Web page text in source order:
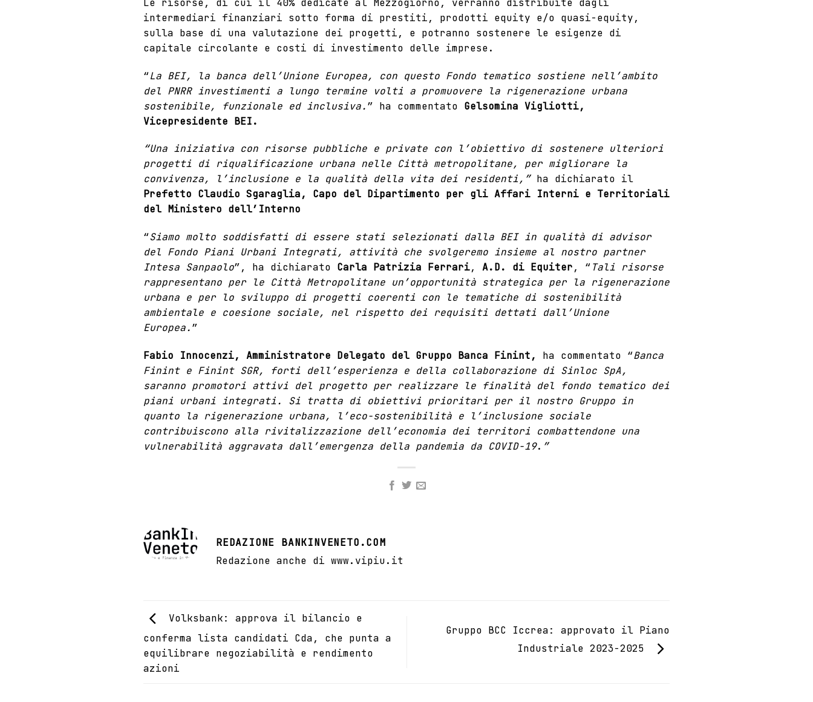
Le risorse, di cui il 40% dedicate al Mezzogiorno, verranno distribuite dagli
intermediari finanziari sotto forma di prestiti, prodotti equity e/o quasi-equity,
sulla base di una valutazione dei progetti, e potranno sostenere le esigenze di
capitale circolante e costi di investimento delle imprese.
“La BEI, la banca dell’Unione Europea, con questo Fondo tematico sostiene nell’ambito
del PNRR investimenti a lungo termine volti a promuovere la rigenerazione urbana
sostenibile, funzionale ed inclusiva.” ha commentato Gelsomina Vigliotti,
Vicepresidente BEI.
“Una iniziativa con risorse pubbliche e private con l’obiettivo di sostenere ulteriori
progetti di riqualificazione urbana nelle Città metropolitane, per migliorare la
convivenza, l’inclusione e la qualità della vita dei residenti,” ha dichiarato il
Prefetto Claudio Sgaraglia, Capo del Dipartimento per gli Affari Interni e Territoriali
del Ministero dell’Interno
“Siamo molto soddisfatti di essere stati selezionati dalla BEI in qualità di advisor
del Fondo Piani Urbani Integrati, attività che svolgeremo insieme al nostro partner
Intesa Sanpaolo”, ha dichiarato Carla Patrizia Ferrari, A.D. di Equiter, “Tali risorse
rappresentano per le Città Metropolitane un’opportunità strategica per la rigenerazione
urbana e per lo sviluppo di progetti coerenti con le tematiche di sostenibilità
ambientale e coesione sociale, nel rispetto dei requisiti dettati dall’Unione
Europea.”
Fabio Innocenzi, Amministratore Delegato del Gruppo Banca Finint, ha commentato “Banca
Finint e Finint SGR, forti dell’esperienza e della collaborazione di Sinloc SpA,
saranno promotori attivi del progetto per realizzare le finalità del fondo tematico dei
piani urbani integrati. Si tratta di obiettivi prioritari per il nostro Gruppo in
quanto la rigenerazione urbana, l’eco-sostenibilità e l’inclusione sociale
contribuiscono alla rivitalizzazione dell’economia dei territori combattendone una
vulnerabilità aggravata dall’emergenza della pandemia da COVID-19. ”
REDAZIONE BANKINVENETO.COM
Redazione anche di www.vipiu.it
Volksbank: approva il bilancio e
conferma lista candidati Cda, che punta a
equilibrare negoziabilità e rendimento
azioni
Gruppo BCC Iccrea: approvato il Piano
Industriale 2023-2025